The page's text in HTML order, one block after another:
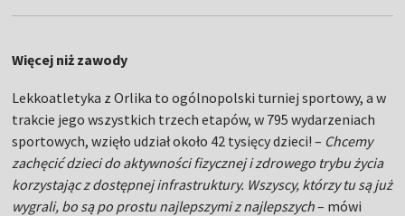
Więcej niż zawody
Lekkoatletyka z Orlika to ogólnopolski turniej sportowy, a w
trakcie jego wszystkich trzech etapów, w 795 wydarzeniach
sportowych, wzięło udział około 42 tysięcy dzieci! – Chcemy
zachęcić dzieci do aktywności fizycznej i zdrowego trybu życia
korzystając z dostępnej infrastruktury. Wszyscy, którzy tu są już
wygrali, bo są po prostu najlepszymi z najlepszych– mówi